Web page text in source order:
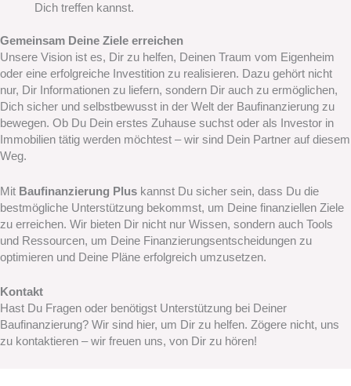
Dich treffen kannst.
Gemeinsam Deine Ziele erreichen
Unsere Vision ist es, Dir zu helfen, Deinen Traum vom Eigenheim
oder eine erfolgreiche Investition zu realisieren. Dazu gehört nicht
nur, Dir Informationen zu liefern, sondern Dir auch zu ermöglichen,
Dich sicher und selbstbewusst in der Welt der Baufinanzierung zu
bewegen. Ob Du Dein erstes Zuhause suchst oder als Investor in
Immobilien tätig werden möchtest – wir sind Dein Partner auf diesem
Weg.
Mit Baufinanzierung Plus kannst Du sicher sein, dass Du die
bestmögliche Unterstützung bekommst, um Deine finanziellen Ziele
zu erreichen. Wir bieten Dir nicht nur Wissen, sondern auch Tools
und Ressourcen, um Deine Finanzierungsentscheidungen zu
optimieren und Deine Pläne erfolgreich umzusetzen.
Kontakt
Hast Du Fragen oder benötigst Unterstützung bei Deiner
Baufinanzierung? Wir sind hier, um Dir zu helfen. Zögere nicht, uns
zu kontaktieren – wir freuen uns, von Dir zu hören!